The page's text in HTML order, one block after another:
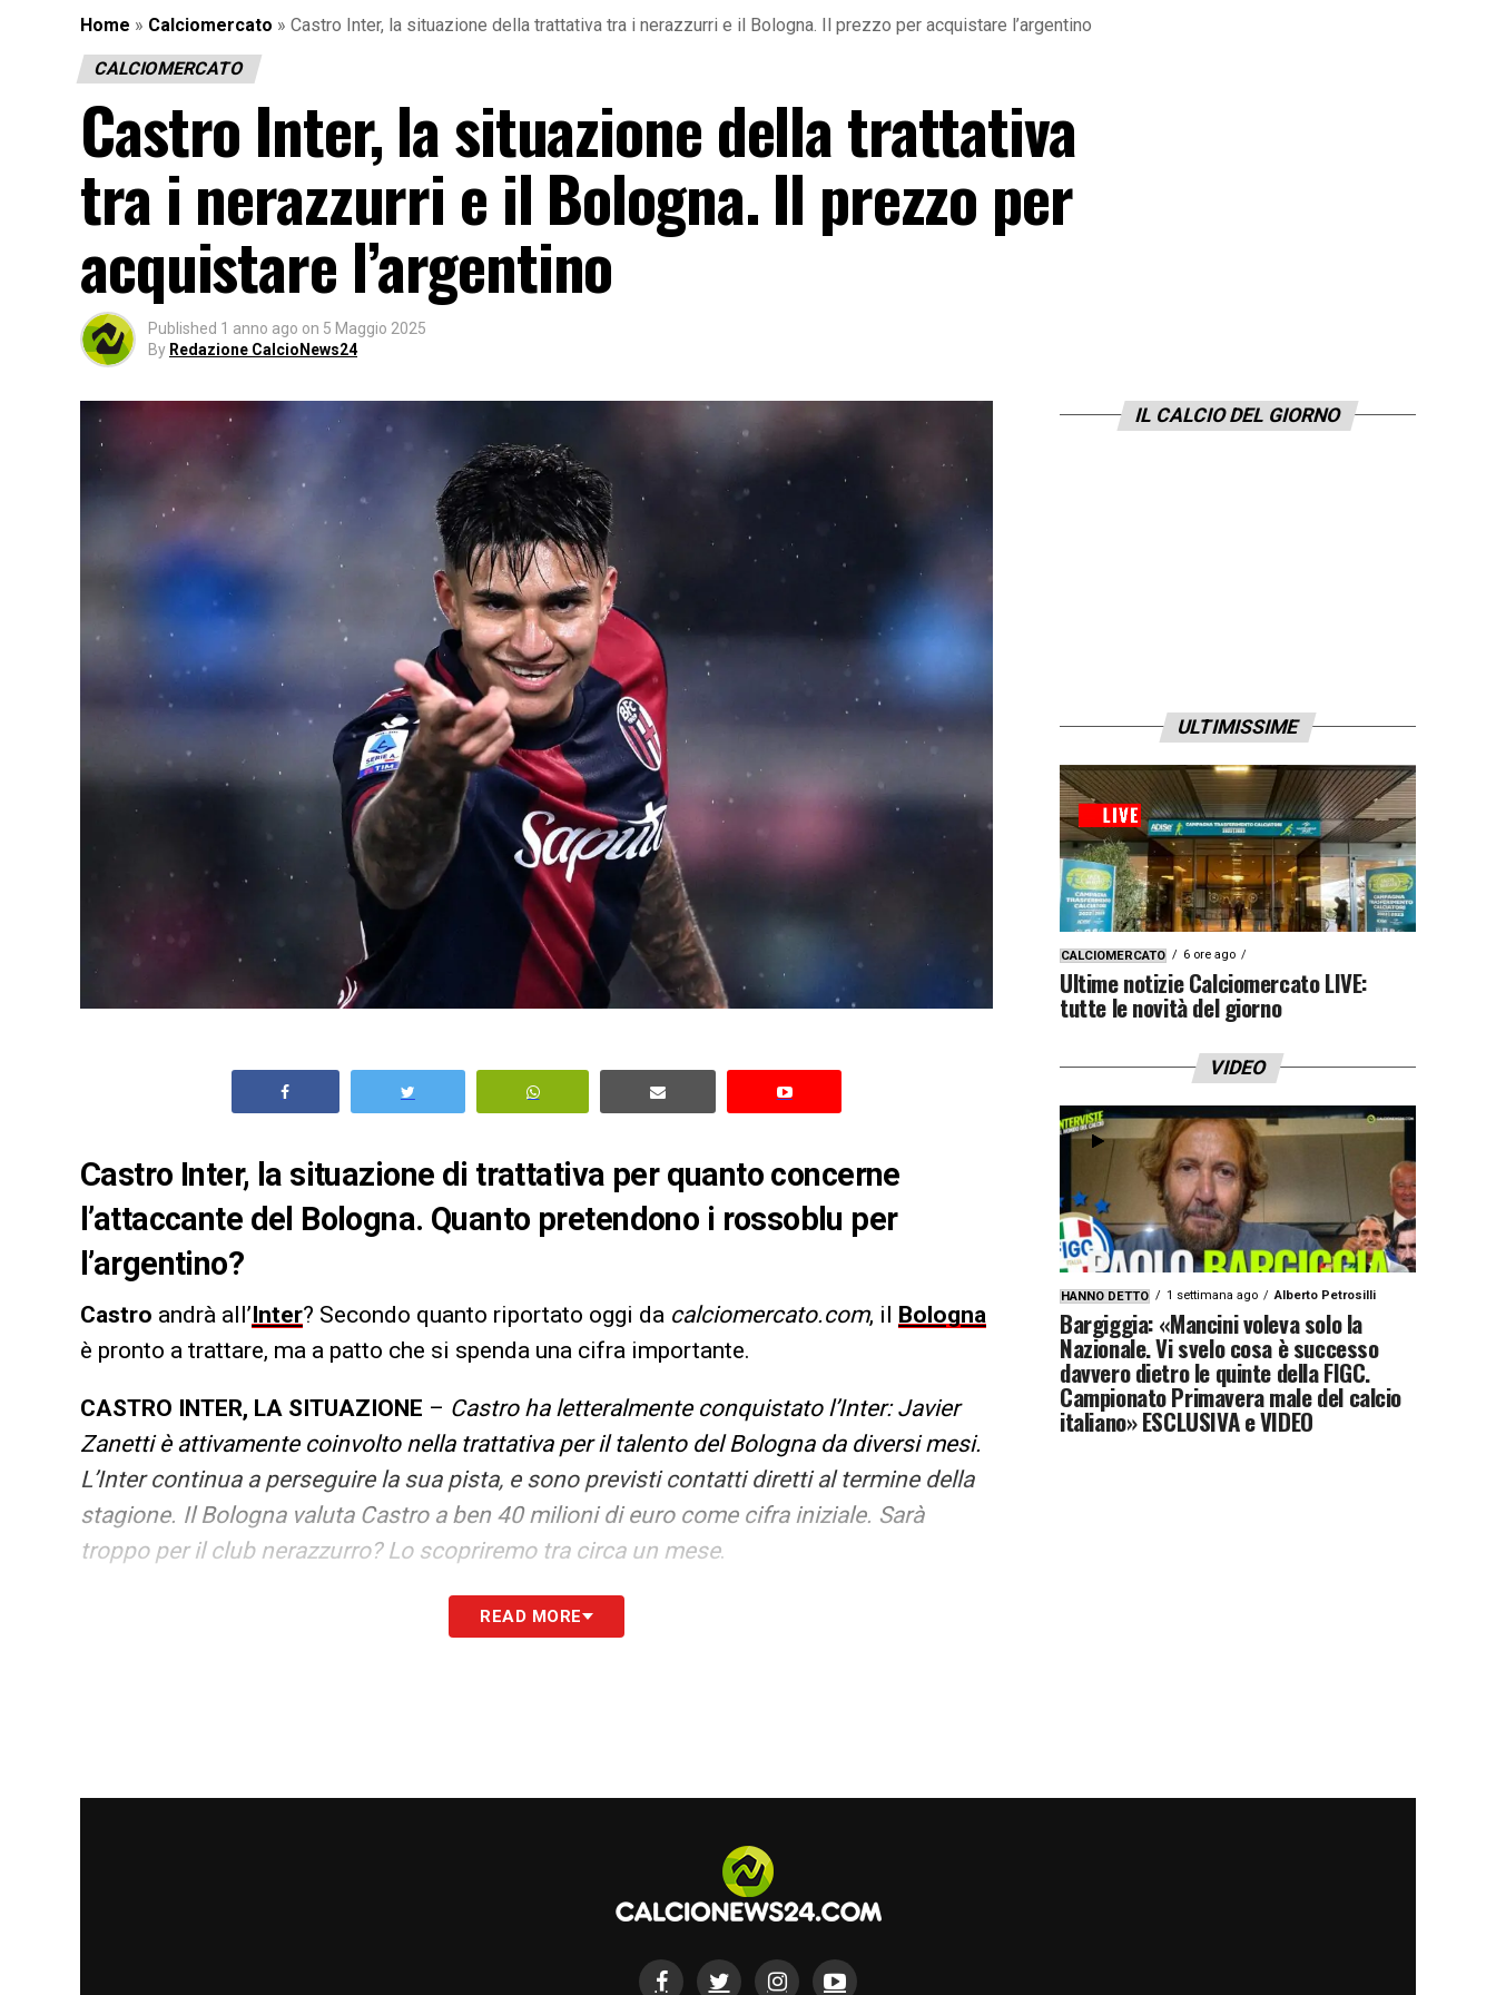
Home » Calciomercato » Castro Inter, la situazione della trattativa tra i nerazzurri e il Bologna. Il prezzo per acquistare l’argentino
CALCIOMERCATO
Castro Inter, la situazione della trattativa
tra i nerazzurri e il Bologna. Il prezzo per
acquistare l’argentino
Published 1 anno ago on 5 Maggio 2025
By Redazione CalcioNews24
Castro Inter, la situazione di trattativa per quanto concerne
l’attaccante del Bologna. Quanto pretendono i rossoblu per
l’argentino?
Castro andrà all’Inter? Secondo quanto riportato oggi da calciomercato.com, il Bologna
è pronto a trattare, ma a patto che si spenda una cifra importante.
CASTRO INTER, LA SITUAZIONE – Castro ha letteralmente conquistato l’Inter: Javier
Zanetti è attivamente coinvolto nella trattativa per il talento del Bologna da diversi mesi.
L’Inter continua a perseguire la sua pista, e sono previsti contatti diretti al termine della
stagione. Il Bologna valuta Castro a ben 40 milioni di euro come cifra iniziale. Sarà
troppo per il club nerazzurro? Lo scopriremo tra circa un mese.
LA PLAYLIST DELLE NOSTRE TOP NEWSREAD MORE
IL CALCIO DEL GIORNO
ULTIMISSIME
CALCIOMERCATO 6 ore ago
Ultime notizie Calciomercato LIVE:
tutte le novità del giorno
VIDEO
HANNO DETTO 1 settimana ago Alberto Petrosilli
Bargiggia: «Mancini voleva solo la
Nazionale. Vi svelo cosa è successo
davvero dietro le quinte della FIGC.
Campionato Primavera male del calcio
italiano» ESCLUSIVA e VIDEO